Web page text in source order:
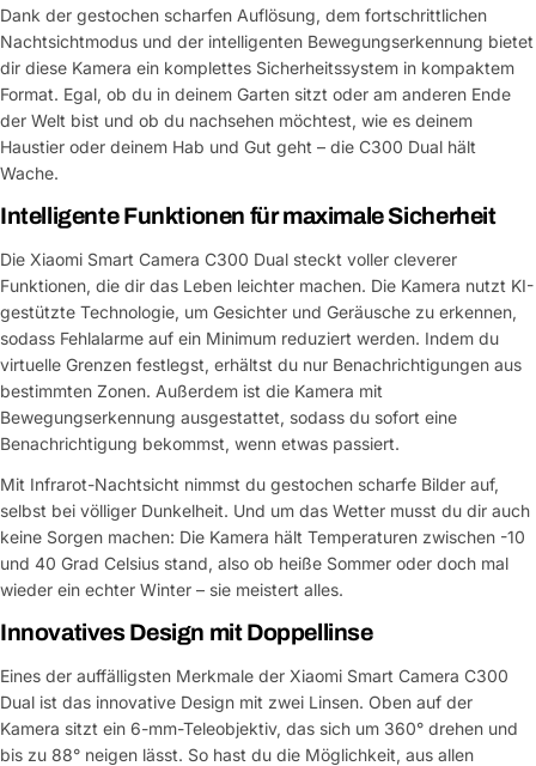
Dank der gestochen scharfen Auflösung, dem fortschrittlichen
Nachtsichtmodus und der intelligenten Bewegungserkennung bietet
dir diese Kamera ein komplettes Sicherheitssystem in kompaktem
Format. Egal, ob du in deinem Garten sitzt oder am anderen Ende
der Welt bist und ob du nachsehen möchtest, wie es deinem
Haustier oder deinem Hab und Gut geht – die C300 Dual hält
Wache.
Intelligente Funktionen für maximale Sicherheit
Die Xiaomi Smart Camera C300 Dual steckt voller cleverer
Funktionen, die dir das Leben leichter machen. Die Kamera nutzt KI-
gestützte Technologie, um Gesichter und Geräusche zu erkennen,
sodass Fehlalarme auf ein Minimum reduziert werden. Indem du
virtuelle Grenzen festlegst, erhältst du nur Benachrichtigungen aus
bestimmten Zonen. Außerdem ist die Kamera mit
Bewegungserkennung ausgestattet, sodass du sofort eine
Benachrichtigung bekommst, wenn etwas passiert.
Mit Infrarot-Nachtsicht nimmst du gestochen scharfe Bilder auf,
selbst bei völliger Dunkelheit. Und um das Wetter musst du dir auch
keine Sorgen machen: Die Kamera hält Temperaturen zwischen -10
und 40 Grad Celsius stand, also ob heiße Sommer oder doch mal
wieder ein echter Winter – sie meistert alles.
Innovatives Design mit Doppellinse
Eines der auffälligsten Merkmale der Xiaomi Smart Camera C300
Dual ist das innovative Design mit zwei Linsen. Oben auf der
Kamera sitzt ein 6-mm-Teleobjektiv, das sich um 360° drehen und
bis zu 88° neigen lässt. So hast du die Möglichkeit, aus allen